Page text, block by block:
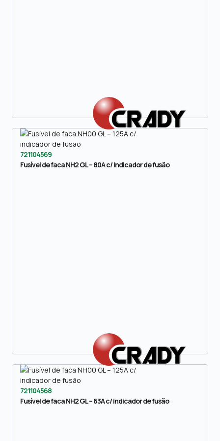
721104569
Fusível de faca NH2 GL – 80A c/ indicador de fusão
721104568
Fusível de faca NH2 GL – 63A c/ indicador de fusão